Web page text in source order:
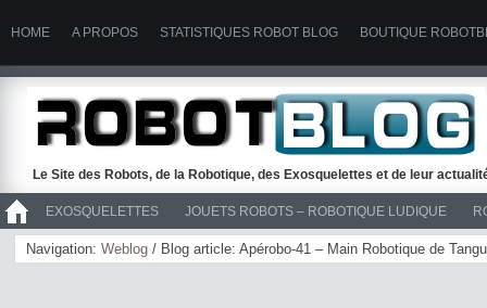
HOME A PROPOS STATISTIQUES ROBOT BLOG BOUTIQUE
Le Site des Robots, de la Robotique, des Exosquelettes et de leur
EXOSQUELETTES JOUETS ROBOTS – ROBOTIQUE LUDIQUE
>> ROBOTS
Navigation: Weblog / Blog article: Apérobo-41 – Main Robotique de